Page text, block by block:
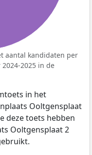
aantal kandidaten per
2025 in de
in het
Ooltgensplaat
deze toets hebben
Ooltgensplaat 2